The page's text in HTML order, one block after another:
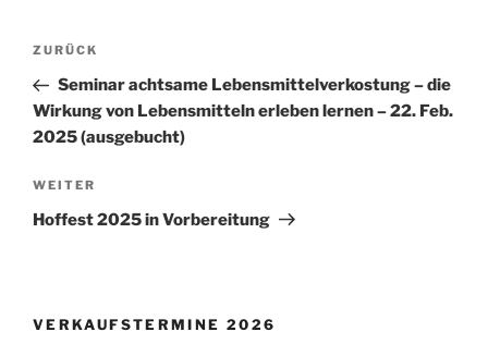
Beitragsnavigation
Vorheriger
Beitrag
ZURÜCK
Seminar achtsame Lebensmittelverkostung – die
Wirkung von Lebensmitteln erleben lernen – 22. Feb.
2025 (ausgebucht)
Nächster
Beitrag
WEITER
Hoffest 2025 in Vorbereitung
VERKAUFSTERMINE 2026